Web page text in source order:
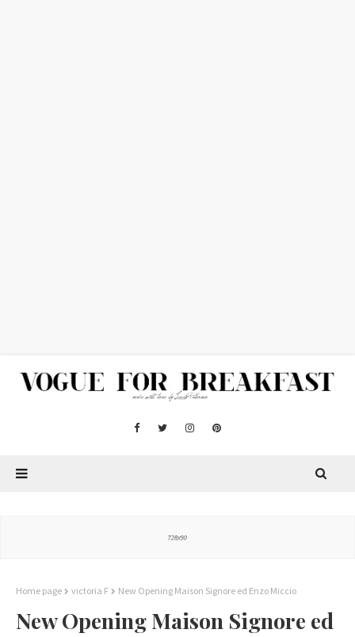
Home page victoria F New Opening Maison Signore ed Enzo Miccio
New Opening Maison Signore ed